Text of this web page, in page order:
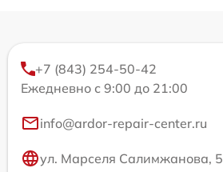
+7 (843) 254-50-42
Ежедневно с 9:00 до 21:00
info@ardor-repair-center.ru
ул. Марселя Салимжанова, 5